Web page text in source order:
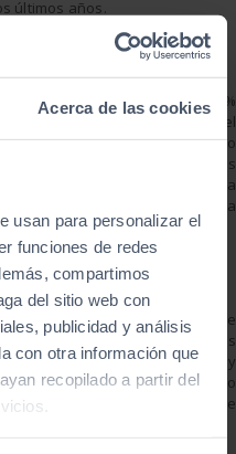
Acerca de las cookies
usan para personalizar el
funciones de redes
compartimos
del sitio web con
publicidad y análisis
con otra información que
recopilado a partir del
últimos años.
cuenta con una versión 100 %
con motores gasolina y diésel
este compacto tiene un diseño
y proporciones propias
suspensión bastante elevada
tecnológicos y ayudas a la
E
de la marca, entra en la lista de
con mucho músculo y líneas
minimalismo, pocos menús y
Es un vehículo amplio y cómodo
potencia; con autonomías que